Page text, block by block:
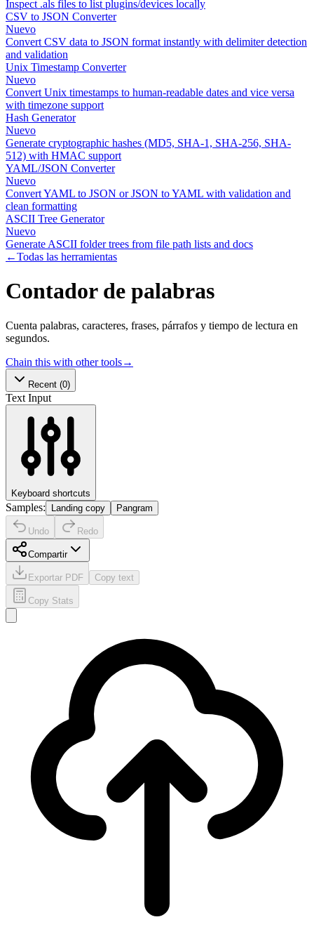
Inspect .als files to list plugins/devices locally
CSV to JSON Converter
Nuevo
Convert CSV data to JSON format instantly with delimiter detection
and validation
Unix Timestamp Converter
Nuevo
Convert Unix timestamps to human-readable dates and vice versa
with timezone support
Hash Generator
Nuevo
Generate cryptographic hashes (MD5, SHA-1, SHA-256, SHA-
512) with HMAC support
YAML/JSON Converter
Nuevo
Convert YAML to JSON or JSON to YAML with validation and
clean formatting
ASCII Tree Generator
Nuevo
Generate ASCII folder trees from file path lists and docs
←Todas las herramientas
Contador de palabras
Cuenta palabras, caracteres, frases, párrafos y tiempo de lectura en
segundos.
Chain this with other tools→
Recent (0)
Text Input
Keyboard shortcuts
Samples: Landing copy Pangram
Undo Redo
Compartir
Exportar PDF Copy text
Copy Stats